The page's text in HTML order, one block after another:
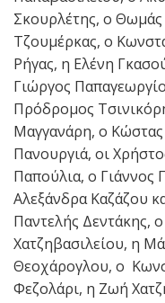
Σκουρλέτης, ο
Τζουμέρκας, ο
Ρήγας, η Ελένη
Γιώργος
Πρόδρομος
Μαγγανάρη, ο
Πανουργιά, οι
Παπούλια, ο Γιάννος
Αλεξάνδρα Καζάζου
Παντελής Δεντάκης,
Χατζηβασιλείου, η
Θεοχάρογλου, ο
Φεζολάρι, η Ζωή